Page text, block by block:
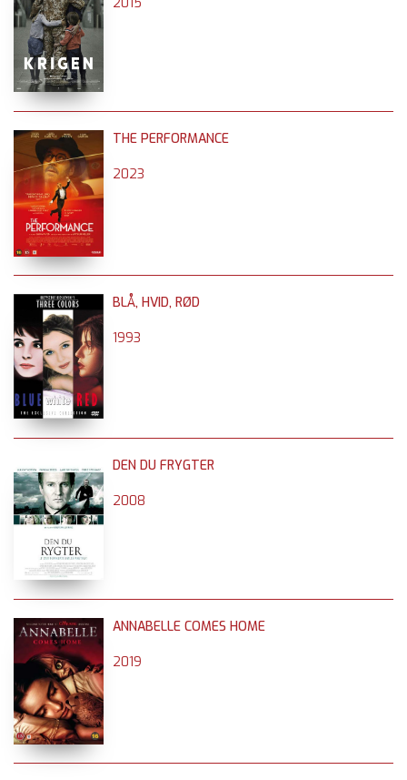
THE PERFORMANCE
2023
BLÅ, HVID, RØD
1993
DEN DU FRYGTER
2008
ANNABELLE COMES HOME
2019